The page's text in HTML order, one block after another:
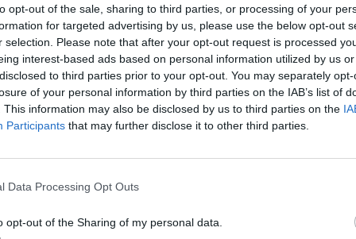
opt-out of the sale, sharing to third parties, or processing of your
for targeted advertising by us, please use the below opt-out
selection. Please note that after your opt-out request is processed
interest-based ads based on personal information utilized by us
to third parties prior to your opt-out. You may separately
of your personal information by third parties on the IAB’s list of
This information may also be disclosed by us to third parties on the
Participants that may further disclose it to other third parties.
Data Processing Opt Outs
opt-out of the Sharing of my personal data.
már gyakrabban előfordulhat.
Anton Dohrn Állatkerti Állomás és a
valamint a brit Exeteri Egyetem
hogy a műanyag
tengeri sün lárváit.
a vízbe szivárgó cink magas
PVC-szennyezésnek kitett lárváknak a